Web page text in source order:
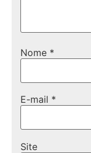
Nome *
E-mail *
Site